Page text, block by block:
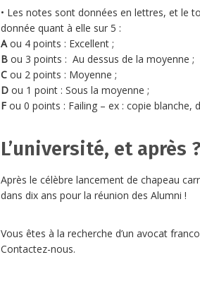
• Les notes sont données en lettres, et le
donnée quant à elle sur 5 :
Aou 4 points : Excellent ;
B ou 3 points : Au dessus de la moyenne ;
C ou 2 points : Moyenne ;
D ou 1 point : Sous la moyenne ;
F ou 0 points : Failing – ex : copie blanche,
L’université, et après ?
Après le célèbre lancement de chapeau
dans dix ans pour la réunion des Alumni !
Vous êtes à la recherche d’un avocat
Contactez-nous.